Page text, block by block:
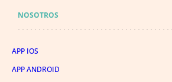
NOSOTROS
APP IOS
APP ANDROID